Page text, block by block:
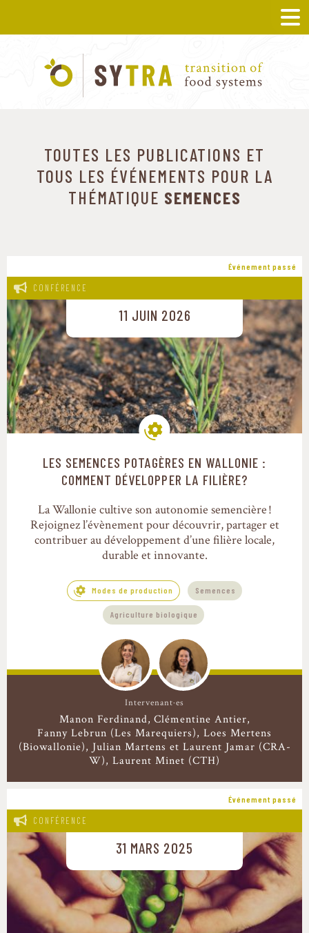
TOUTES LES PUBLICATIONS ET
TOUS LES ÉVÉNEMENTS POUR LA
THÉMATIQUE SEMENCES
Événement passé
CONFÉRENCE
11 JUIN 2026
Modes de production
LES SEMENCES POTAGÈRES EN WALLONIE :
COMMENT DÉVELOPPER LA FILIÈRE?
La Wallonie cultive son autonomie semencière !
Rejoignez l’évènement pour découvrir, partager et
contribuer au développement d’une filière locale,
durable et innovante.
Modes de production Semences
Agriculture biologique
Intervenant·es
Manon Ferdinand Clémentine Antier
Fanny Lebrun (Les Marequiers), Loes Mertens
(Biowallonie), Julian Martens et Laurent Jamar (CRA-
W), Laurent Minet (CTH)
Événement passé
CONFÉRENCE
31 MARS 2025